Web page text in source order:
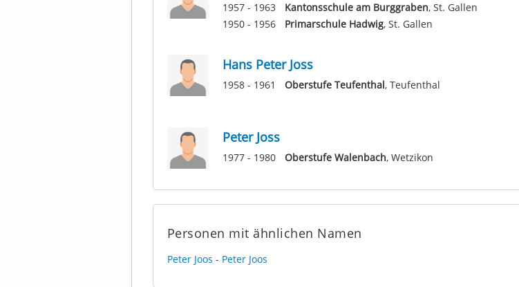
1957 - 1963 Kantonsschule am Burggraben, St. Gallen
1950 - 1956
Primarschule Hadwig, St. Gallen
Hans Peter Joss
1958 - 1961 Oberstufe Teufenthal, Teufenthal
Peter Joss
1977 - 1980 Oberstufe Walenbach, Wetzikon
Personen mit ähnlichen Namen
Peter Joos - Peter Joos